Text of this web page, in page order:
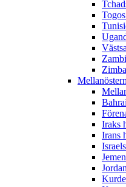
Iraks
Irans